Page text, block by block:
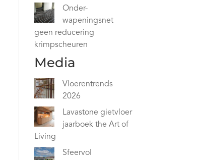
Onder-
wapeningsnet
geen reducering
krimpscheuren
Media
Vloerentrends
2026
Lavastone gietvloer
jaarboek the Art of
Living
Sfeervol